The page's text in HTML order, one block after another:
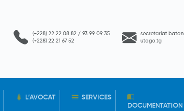
(+228) 22 22 08 82 / 93 99 09 35
(+228) 22 21 67 52
utogo.tg
L’AVOCAT
SERVICES
DOCUMENTATION